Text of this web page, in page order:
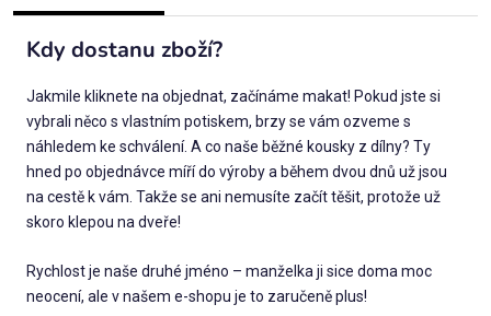
Kdy dostanu zboží?
Jakmile kliknete na objednat, začínáme makat! Pokud jste si
vybrali něco s vlastním potiskem, brzy se vám ozveme s
náhledem ke schválení. A co naše běžné kousky z dílny? Ty
hned po objednávce míří do výroby a během dvou dnů už jsou
na cestě k vám. Takže se ani nemusíte začít těšit, protože už
skoro klepou na dveře!
Rychlost je naše druhé jméno – manželka ji sice doma moc
neocení, ale v našem e-shopu je to zaručeně plus!